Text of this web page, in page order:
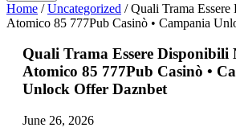
Home / Uncategorized / Quali Trama
Atomico 85 777Pub Casinò • Campania
Quali Trama Essere Disponibili
Atomico 85 777Pub Casinò •
Unlock Offer Daznbet
June 26, 2026